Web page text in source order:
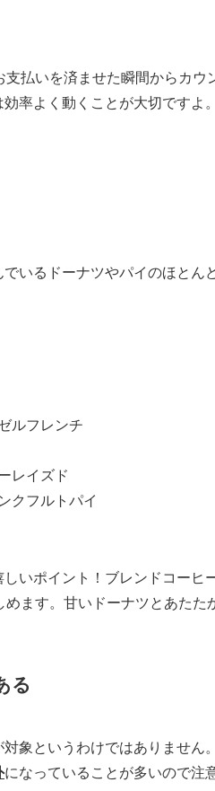
払いを済ませた瞬間からカ
率よく動くことが大切です
いるドーナツやパイのほとん
ルフレンチ
レイズド
クフルトパイ
いポイント！ブレンドコー
ます。甘いドーナツとあた
る
象というわけではありません。
になっていることが多いので注